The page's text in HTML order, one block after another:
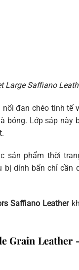
Large Saffiano
đan chéo tinh tế
bóng. Lớp sáp này
sản phẩm thời
dính bẩn chỉ cần
Saffiano Leather
Grain Leather